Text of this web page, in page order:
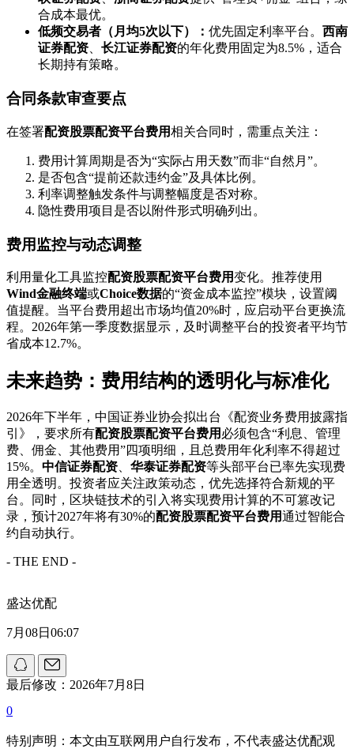
合成本最优。
低频交易者（月均5次以下）： 优先固定利率平台。 西南
证券配资、 长江证券配资的年化费用固定为8.5%，适合
长期持有策略。
合同条款审查要点
在签署配资股票配资平台费用相关合同时，需重点关注：
费用计算周期是否为“实际占用天数”而非“自然月”。
是否包含“提前还款违约金”及具体比例。
利率调整触发条件与调整幅度是否对称。
隐性费用项目是否以附件形式明确列出。
费用监控与动态调整
利用量化工具监控配资股票配资平台费用变化。推荐使用
Wind金融终端或Choice数据的“资金成本监控”模块，设置阈
值提醒。当平台费用超出市场均值20%时，应启动平台更换流
程。2026年第一季度数据显示，及时调整平台的投资者平均节
省成本12.7%。
未来趋势：费用结构的透明化与标准化
2026年下半年，中国证券业协会拟出台《配资业务费用披露指
引》，要求所有配资股票配资平台费用 必须包含“利息、管理
费、佣金、其他费用”四项明细，且总费用年化利率不得超过
15%。 中信证券配资 华泰证券配资等头部平台已率先实现费
用全透明。投资者应关注政策动态，优先选择符合新规的平
台。同时，区块链技术的引入将实现费用计算的不可篡改记
录，预计2027年将有30%的配资股票配资平台费用通过智能合
约自动执行。
- THE END -
盛达优配
7月08日06:07
最后修改：2026年7月8日
0
特别声明：本文由互联网用户自行发布，不代表盛达优配观